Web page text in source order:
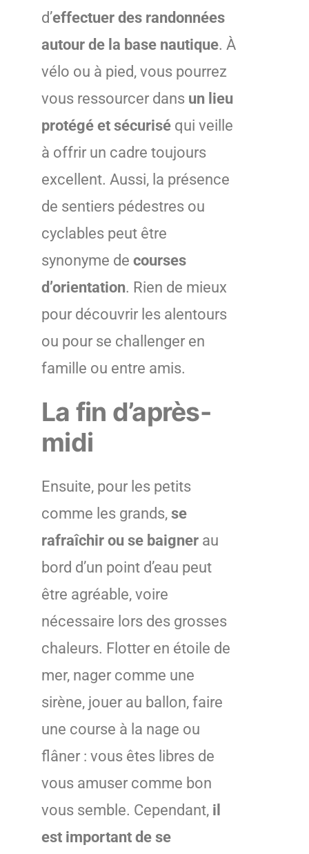
d’effectuer des randonnées
autour de la base nautique. À
vélo ou à pied, vous pourrez
vous ressourcer dans un lieu
protégé et sécurisé qui veille
à offrir un cadre toujours
excellent. Aussi, la présence
de sentiers pédestres ou
cyclables peut être
synonyme de courses
d’orientation. Rien de mieux
pour découvrir les alentours
ou pour se challenger en
famille ou entre amis.
La fin d’après-
midi
Ensuite, pour les petits
comme les grands, se
rafraîchir ou se baigner au
bord d’un point d’eau peut
être agréable, voire
nécessaire lors des grosses
chaleurs. Flotter en étoile de
mer, nager comme une
sirène, jouer au ballon, faire
une course à la nage ou
flâner : vous êtes libres de
vous amuser comme bon
vous semble. Cependant, il
est important de se